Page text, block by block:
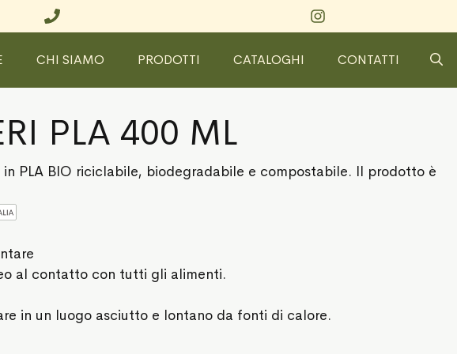
CHI SIAMO PRODOTTI CATALOGHI CONTATTI
PLA 400 ML
PLA BIO riciclabile, biodegradabile e compostabile. Il prodotto è
al contatto con tutti gli alimenti.
in un luogo asciutto e lontano da fonti di calore.